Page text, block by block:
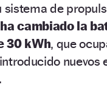
sistema de
ha cambiado la
30 kWh, que
nuevos